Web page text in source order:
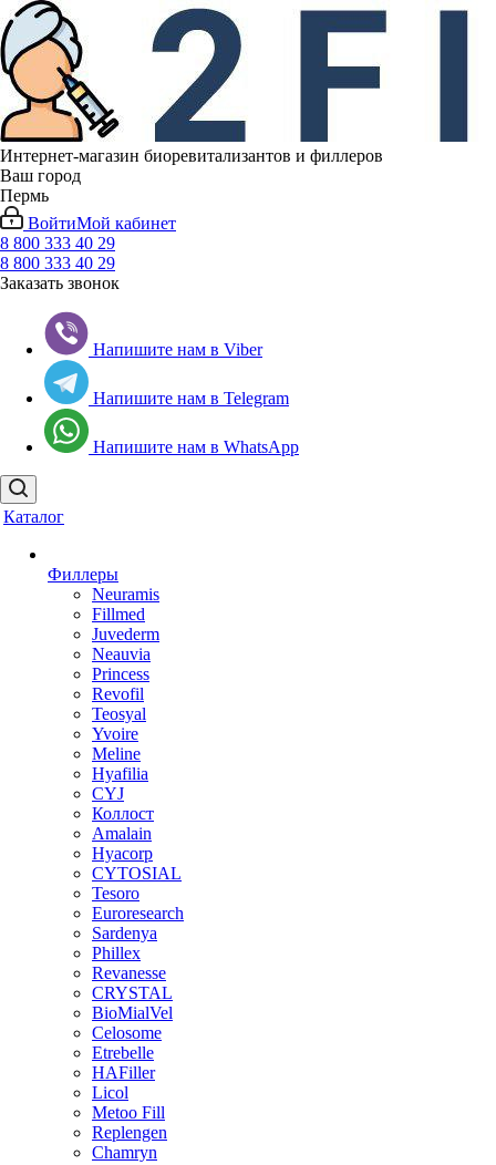
Интернет-магазин биоревитализантов и филлеров
Ваш город
Пермь
ВойтиМой кабинет
8 800 333 40 29
8 800 333 40 29
Заказать звонок
Напишите нам в Viber
Напишите нам в Telegram
Напишите нам в WhatsApp
Каталог
Филлеры
Neuramis
Fillmed
Juvederm
Neauvia
Princess
Revofil
Teosyal
Yvoire
Meline
Hyafilia
CYJ
Коллост
Amalain
Hyacorp
CYTOSIAL
Tesoro
Euroresearch
Sardenya
Phillex
Revanesse
CRYSTAL
BioMialVel
Celosome
Etrebelle
HAFiller
Licol
Metoo Fill
Replengen
Chamryn